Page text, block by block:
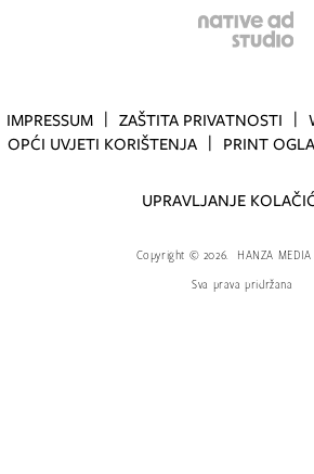
IMPRESSUM ZAŠTITA PRIVATNOSTI
OPĆI UVJETI KORIŠTENJA
PRINT
UPRAVLJANJE
Copyright © 2026.
HANZA
Sva prava pridržana